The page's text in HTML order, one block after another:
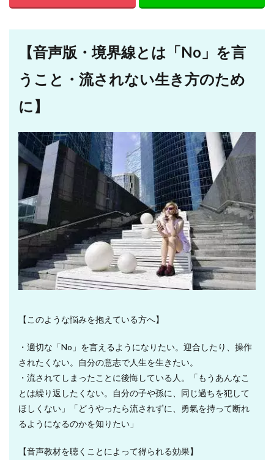
【音声版・境界線とは「No」を言
うこと・流されない生き方のため
に】
【このような悩みを抱えている方へ】
・適切な「No」を言えるようになりたい。迎合したり、操作
されたくない。自分の意志で人生を生きたい。
・流されてしまったことに後悔している人。「もうあんなこ
とは繰り返したくない。自分の子や孫に、同じ過ちを犯して
ほしくない」「どうやったら流されずに、勇氣を持って断れ
るようになるのかを知りたい」
【音声教材を聴くことによって得られる効果】